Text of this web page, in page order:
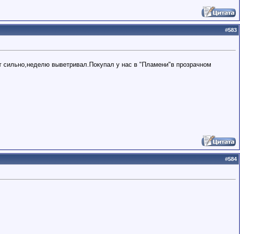
#583
сильно,неделю выветривал.Покупал у нас в "Пламени"в прозрачном
#584